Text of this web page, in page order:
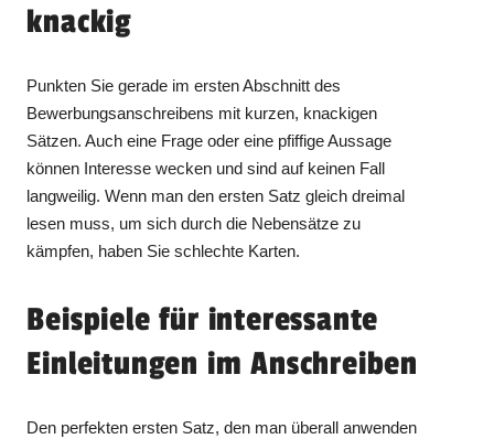
knackig
Punkten Sie gerade im ersten Abschnitt des
Bewerbungsanschreibens mit kurzen, knackigen
Sätzen. Auch eine Frage oder eine pfiffige Aussage
können Interesse wecken und sind auf keinen Fall
langweilig. Wenn man den ersten Satz gleich dreimal
lesen muss, um sich durch die Nebensätze zu
kämpfen, haben Sie schlechte Karten.
Beispiele für interessante
Einleitungen im Anschreiben
Den perfekten ersten Satz, den man überall anwenden